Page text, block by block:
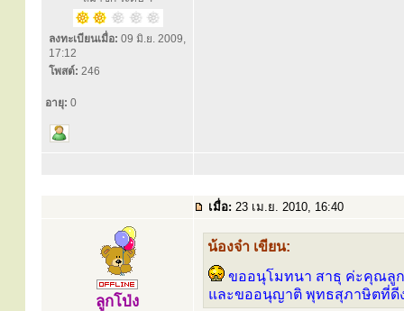
ลงทะเบียนเมื่อ: 09 มิ.ย. 2009,
17:12
โพสต์: 246
อายุ: 0
เมื่อ: 23 เม.ย. 2010, 16:40
ลูกโป่ง
น้องจ๋า เขียน:
ขออนุโมทนา สาธุ ค่ะคุณลู
และขออนุญาติ พุทธสุภาษิตที่ดี